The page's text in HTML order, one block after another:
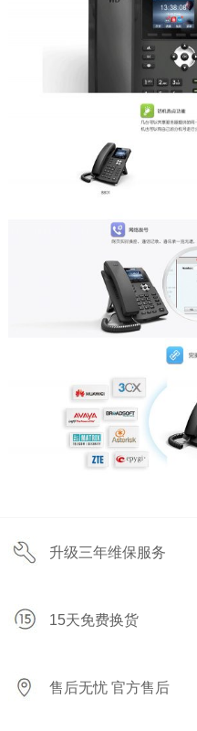
升级三年维保服务
15天免费换货
售后无忧 官方售后